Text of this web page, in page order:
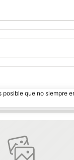
que no siempre
favoritos